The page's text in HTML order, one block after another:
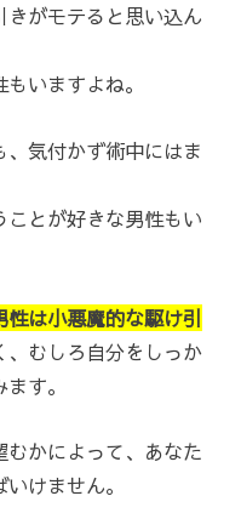
がモテると思い込ん
いますよね。
気付かず術中にはま
とが好きな男性もい
は小悪魔的な駆け引
、むしろ自分をしっか
す。
かによって、あなた
けません。